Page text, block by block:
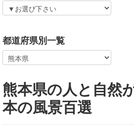
都道府県別一覧
熊本県の人と自然
本の風景百選